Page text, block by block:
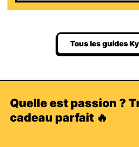
Tous les guides
Quelle est passion ?
cadeau parfait 🔥